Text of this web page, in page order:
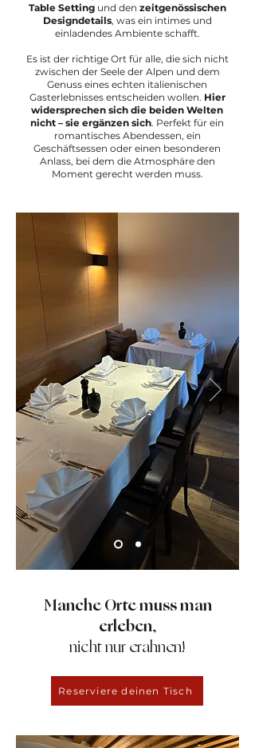
Table Setting und den zeitgenössischen
Designdetails, was ein intimes und
einladendes Ambiente schafft.
Es ist der richtige Ort für alle, die sich nicht
zwischen der Seele der Alpen und dem
Genuss eines echten italienischen
Gasterlebnisses entscheiden wollen. Hier
widersprechen sich die beiden Welten
nicht – sie ergänzen sich. Perfekt für ein
romantisches Abendessen, ein
Geschäftsessen oder einen besonderen
Anlass, bei dem die Atmosphäre den
Moment gerecht werden muss.
Manche Orte muss man
erleben,
nicht nur erahnen!
Reserviere deinen Tisch